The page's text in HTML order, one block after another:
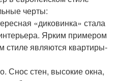
черты:
«диковинка» стала
Ярким примером
являются квартиры-
Снос стен, высокие окна,